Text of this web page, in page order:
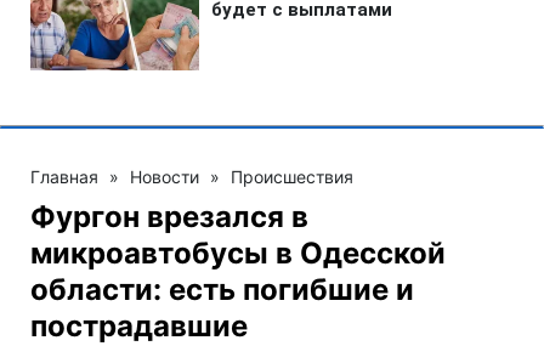
Главная » Новости » Происшествия
Фургон врезался в
микроавтобусы в Одесской
области: есть погибшие и
пострадавшие